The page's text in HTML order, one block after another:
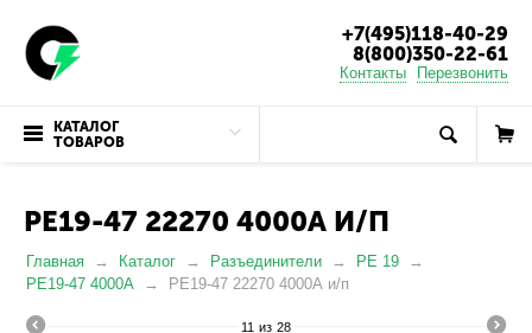
+7(495)118-40-29
8(800)350-22-61
Контакты Перезвонить
КАТАЛОГ
ТОВАРОВ
РЕ19-47 22270 4000А И/П
Главная Каталог Разъединители
РЕ 19
РЕ19-47 4000А
РЕ19-47 22270 4000А и/п
11 из 28